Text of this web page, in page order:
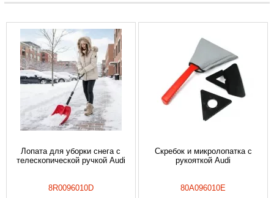
Лопата для уборки снега с
телескопической ручкой Audi
8R0096010D
Скребок и микролопатка с
рукояткой Audi
80A096010E